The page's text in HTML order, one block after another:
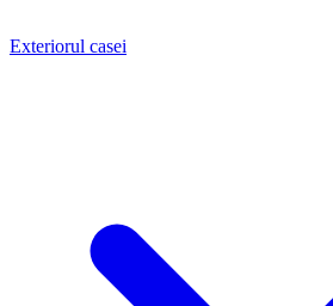
Exteriorul casei